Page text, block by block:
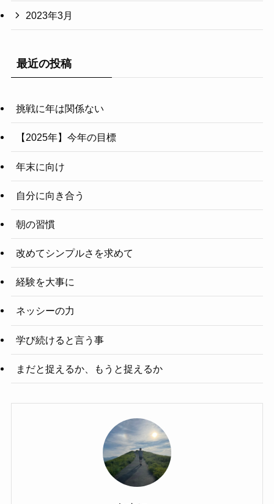
2023年3月
最近の投稿
挑戦に年は関係ない
【2025年】今年の目標
年末に向け
自分に向き合う
朝の習慣
改めてシンプルさを求めて
経験を大事に
ネッシーの力
学び続けると言う事
まだと捉えるか、もうと捉えるか